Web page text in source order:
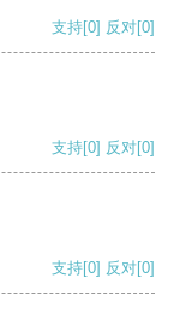
支持[0] 反对[0]
支持[0] 反对[0]
支持[0] 反对[0]